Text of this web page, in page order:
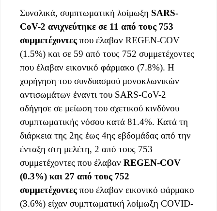
Συνολικά, συμπτωματική λοίμωξη SARS-
CoV-2 ανιχνεύτηκε σε 11 από τους 753
συμμετέχοντες που έλαβαν REGEN-COV
(1.5%) και σε 59 από τους 752 συμμετέχοντες
που έλαβαν εικονικό φάρμακο (7.8%). Η
χορήγηση του συνδυασμού μονοκλωνικών
αντισωμάτων έναντι του SARS-CoV-2
οδήγησε σε μείωση του σχετικού κινδύνου
συμπτωματικής νόσου κατά 81.4%. Κατά τη
διάρκεια της 2ης έως 4ης εβδομάδας από την
ένταξη στη μελέτη, 2 από τους 753
συμμετέχοντες που έλαβαν REGEN-COV
(0.3%) και 27 από τους 752
συμμετέχοντες που έλαβαν εικονικό φάρμακο
(3.6%) είχαν συμπτωματική λοίμωξη COVID-